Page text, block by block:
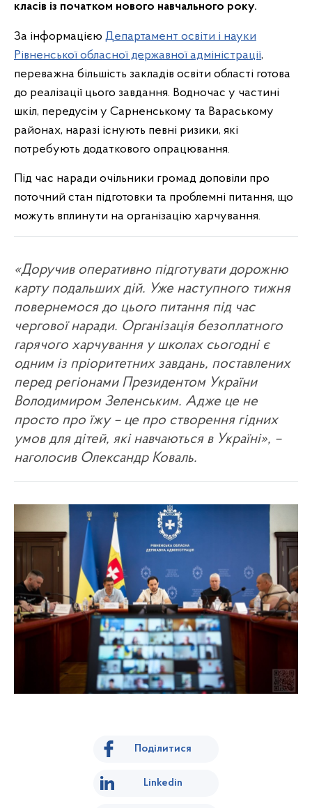
класів із початком нового навчального року.
За інформацією Департамент освіти і науки
Рівненської обласної державної адміністрації,
переважна більшість закладів освіти області готова
до реалізації цього завдання. Водночас у частині
шкіл, передусім у Сарненському та Вараському
районах, наразі існують певні ризики, які
потребують додаткового опрацювання.
Під час наради очільники громад доповіли про
поточний стан підготовки та проблемні питання, що
можуть вплинути на організацію харчування.
«Доручив оперативно підготувати дорожню
карту подальших дій. Уже наступного тижня
повернемося до цього питання під час
чергової наради. Організація безоплатного
гарячого харчування у школах сьогодні є
одним із пріоритетних завдань, поставлених
перед регіонами Президентом України
Володимиром Зеленським. Адже це не
просто про їжу – це про створення гідних
умов для дітей, які навчаються в Україні», –
наголосив Олександр Коваль.
Поділитися
Linkedin